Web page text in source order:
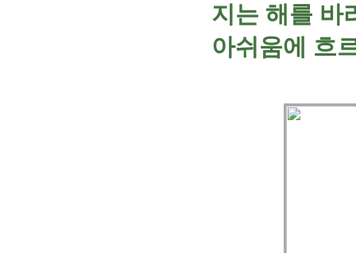
지는 해를 바
아쉬움에 흐